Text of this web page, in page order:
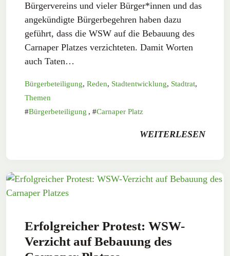
Bürgervereins und vieler Bürger*innen und das
angekündigte Bürgerbegehren haben dazu
geführt, dass die WSW auf die Bebauung des
Carnaper Platzes verzichteten. Damit Worten
auch Taten…
Bürgerbeteiligung, Reden, Stadtentwicklung, Stadtrat,
Themen
Bürgerbeteiligung , Carnaper Platz
WEITERLESEN
Erfolgreicher Protest: WSW-
Verzicht auf Bebauung des